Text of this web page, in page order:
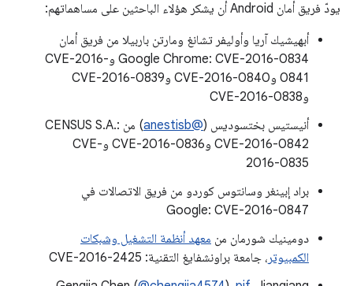
يودّ فريق أمان Android أن يشكر هؤلاء الباحثين على مساهماتهم:
أبهيشيك آريا وأوليفر تشانغ ومارتن باربيلا من فريق أمان
Google Chrome: CVE-2016-0834 وCVE-2016-
0841 وCVE-2016-0840 وCVE-2016-0839
وCVE-2016-0838
أنيستيس بختسوديس (@anestisb
) من CENSUS S.A.:
CVE-2016-0842 وCVE-2016-0836 وCVE-
2016-0835
براد إبينغر وسانتوس كوردو من فريق الاتصالات في
Google: CVE-2016-0847
دومينيك شورمان من معهد أنظمة التشغيل وشبكات
الكمبيوتر ، جامعة براونشفايغ التقنية: CVE-2016-2425